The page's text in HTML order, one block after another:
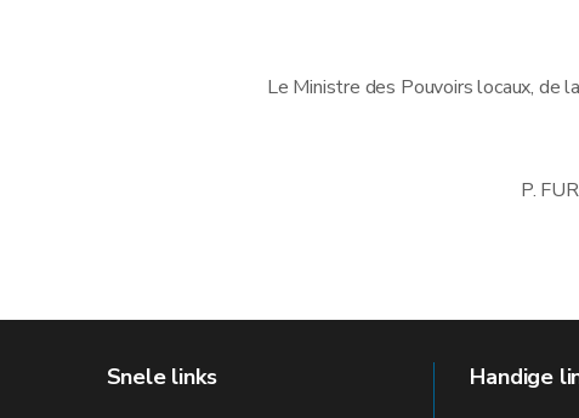
Le Ministre des Pouvoirs locaux, de
P.
Snele links Handige